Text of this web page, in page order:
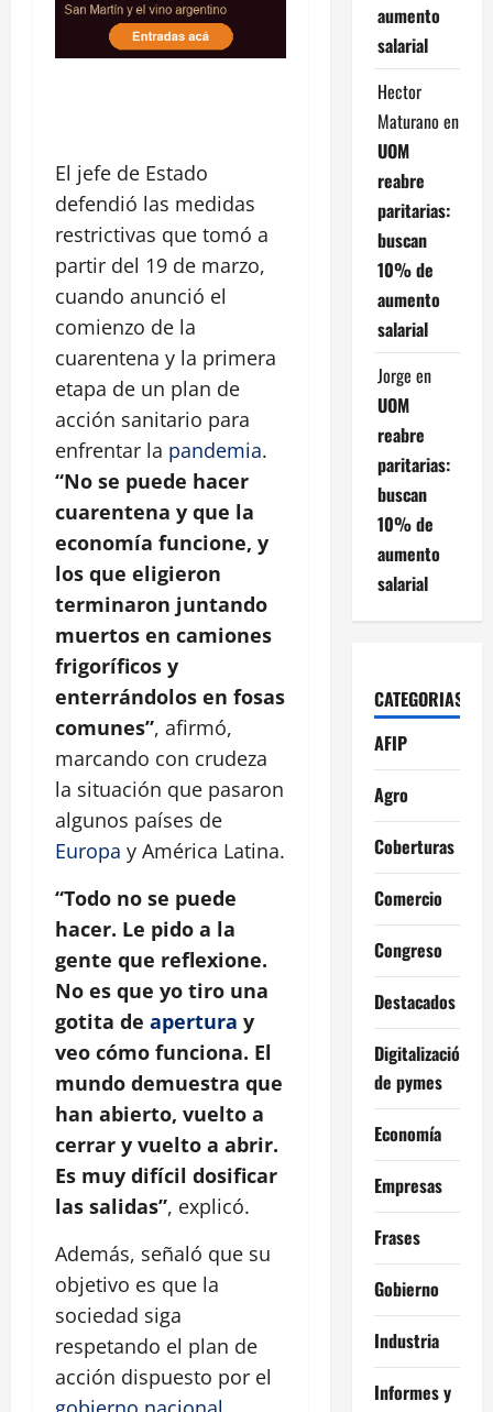
El jefe de Estado
defendió las medidas
restrictivas que tomó a
partir del 19 de marzo,
cuando anunció el
comienzo de la
cuarentena y la primera
etapa de un plan de
acción sanitario para
enfrentar la pandemia.
“No se puede hacer
cuarentena y que la
economía funcione, y
los que eligieron
terminaron juntando
muertos en camiones
frigoríficos y
enterrándolos en fosas
comunes”, afirmó,
marcando con crudeza
la situación que pasaron
algunos países de
Europa y América Latina.
“Todo no se puede
hacer. Le pido a la
gente que reflexione.
No es que yo tiro una
gotita de apertura y
veo cómo funciona. El
mundo demuestra que
han abierto, vuelto a
cerrar y vuelto a abrir.
Es muy difícil dosificar
las salidas”, explicó.
Además, señaló que su
objetivo es que la
sociedad siga
respetando el plan de
acción dispuesto por el
aumento
salarial
Hector
Maturano en
UOM
reabre
paritarias:
buscan
10% de
aumento
salarial
Jorge en
UOM
reabre
paritarias:
buscan
10% de
aumento
salarial
CATEGORIAS
AFIP
Agro
Coberturas
Comercio
Congreso
Destacados
Digitalización
de pymes
Economía
Empresas
Frases
Gobierno
Industria
Informes y